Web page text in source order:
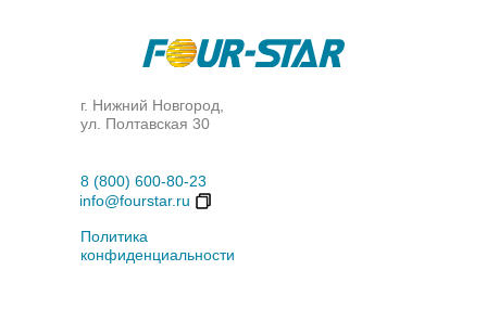
г. Нижний Новгород,
ул. Полтавская 30
8 (800) 600-80-23
info@fourstar.ru
Политика
конфиденциальности